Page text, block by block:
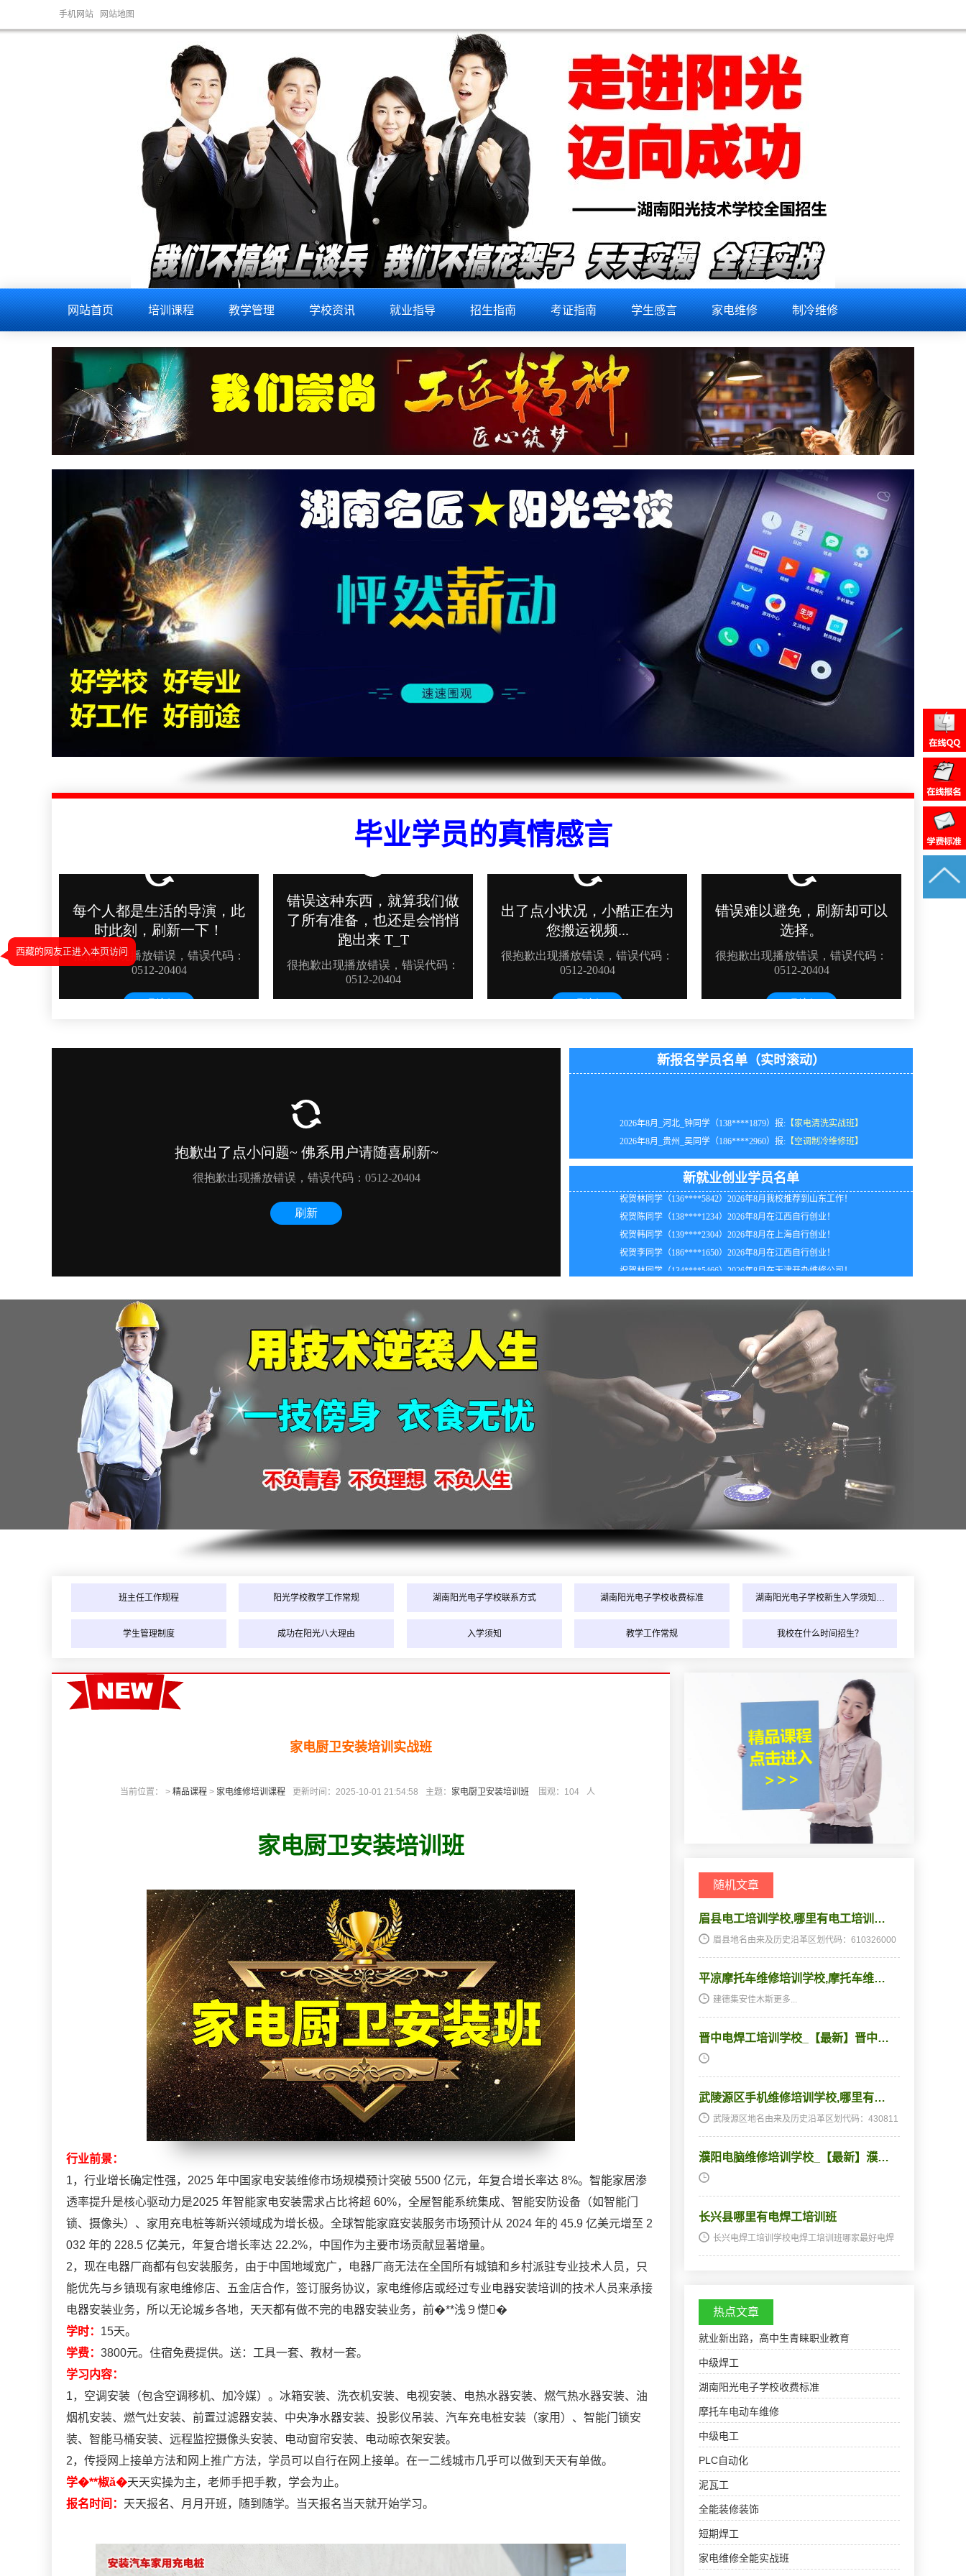
家电厨卫安装培训，家电厨卫安装培训学校
手机网站 网站地图
网站首页 培训课程 教学管理 学校资讯 就业指导 招生指南 考证指南 学生感言 家电维修 制冷维修
毕业学员的真情感言
新报名学员名单（实时滚动）
2026年8月_贵州_吴同学（186****2960）报: 【空调制冷维修班】
2026年8月_福建_刘同学（136****0750）报: 【家电清洗实战班】
2026年8月_江西_周同学（131****9955）报:【全能家电维修班】
2026年8月_海南_韩同学（133****5510）报: 【全能家电维修班】
2026年8月_北京_马同学（186****8125）报:【家电维修实战班】
2026年8月黑龙江陈同学（134****1811）报:【空调制冷维修班】
2026年8月_贵州_吴同学（186****2387）报:【家电清洗实战班】
2026年8月_河北_钟同学（139****3721）报:【家电维修实战班】
2026年8月_湖南_陈同学（132****4367）报:【全能家电维修班】
【全能家电维修班】
新就业创业学员名单
祝贺朱同学（158****5468）2026年8月我校推荐到北京工作！
祝贺陈同学（187****7450）2026年8月在广东开办维修公司！
祝贺林同学（136****5842）2026年8月我校推荐到山东工作！
祝贺陈同学（138****1234）2026年8月在江西自行创业！
祝贺韩同学（139****2304）2026年8月在上海自行创业！
祝贺李同学（186****1650）2026年8月在江西自行创业！
祝贺林同学（134****5466）2026年8月在天津开办维修公司！
祝贺苏同学（152****5315）2026年8月我校推荐到河北工作！
班主任工作规程 阳光学校教学工作常规 湖南阳光电子学校联系方式 湖南阳光电子学校收费标准 湖南阳光电子学校新生入学须知…
学生管理制度 成功在阳光八大理由 入学须知 教学工作常规 我校在什么时间招生？
家电厨卫安装培训实战班
当前位置： > 精品课程> 家电维修培训课程 更新时间：2025-10-01 21:54:58 主题： 家电厨卫安装培训班 围观： 104 人
家电厨卫安装培训班
行业前景：
1，行业增长确定性强，2025 年中国家电安装维修市场规模预计突破 5500 亿元，年复合增长率达 8%。智能家居渗
透率提升是核心驱动力是2025 年智能家电安装需求占比将超 60%，全屋智能系统集成、智能安防设备（如智能门
锁、摄像头）、家用充电桩等新兴领域成为增长极。全球智能家庭安装服务市场预计从 2024 年的 45.9 亿美元增至 2
032 年的 228.5 亿美元，年复合增长率达 22.2%，中国作为主要市场贡献显著增量。
2，现在电器厂商都有包安装服务，由于中国地域宽广，电器厂商无法在全国所有城镇和乡村派驻专业技术人员，只
能优先与乡镇现有家电维修店、五金店合作，签订服务协议，家电维修店或经过专业电器安装培训的技术人员来承接
电器安装业务，所以无论城乡各地，天天都有做不完的电器安装业务，前�**浅９憷�
学时： 15天。
学费： 3800元。住宿免费提供。送：工具一套、教材一套。
学习内容：
1，空调安装（包含空调移机、加冷媒）。冰箱安装、洗衣机安装、电视安装、电热水器安装、燃气热水器安装、油
烟机安装、燃气灶安装、前置过滤器安装、中央净水器安装、投影仪吊装、汽车充电桩安装（家用）、智能门锁安
装、智能马桶安装、远程监控摄像头安装、电动窗帘安装、电动晾衣架安装。
2，传授网上接单方法和网上推广方法，学员可以自行在网上接单。在一二线城市几乎可以做到天天有单做。
学�**椒ǎ�天天实操为主，老师手把手教，学会为止。
报名时间： 天天报名、月月开班，随到随学。当天报名当天就开始学习。
随机文章
眉县电工培训学校,哪里有电工培训…
眉县地名由来及历史沿革区划代码：610326000
为名。故治在今县东15里。北魏改为平阳县，
平凉摩托车维修培训学校,摩托车维…
建德集安佳木斯更多...
晋中电焊工培训学校_【最新】晋中…
武陵源区手机维修培训学校,哪里有…
武陵源区地名由来及历史沿革区划代码：430811
发，为适应旅游事业发展需要，1988年大庸市升
濮阳电脑维修培训学校_【最新】濮…
长兴县哪里有电焊工培训班
长兴电焊工培训学校电焊工培训班哪家最好电焊
热点文章
就业新出路，高中生青睐职业教育
中级焊工
湖南阳光电子学校收费标准
摩托车电动车维修
中级电工
PLC自动化
泥瓦工
全能装修装饰
短期焊工
家电维修全能实战班
西藏的网友正进入本页访问